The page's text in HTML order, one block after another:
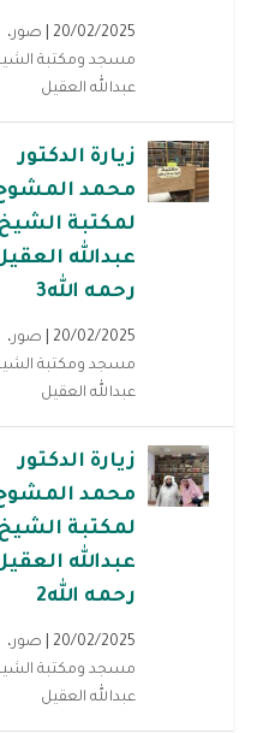
20/02/2025 | صور ،
مسجد ومكتبة
عبدالله العقيل
زيارة الدكتور
محمد
لمكتبة
عبدالله
رحمه الله3
20/02/2025 | صور ،
مسجد ومكتبة
عبدالله العقيل
زيارة الدكتور
محمد
لمكتبة
عبدالله
رحمه الله2
20/02/2025 | صور ،
مسجد ومكتبة
عبدالله العقيل